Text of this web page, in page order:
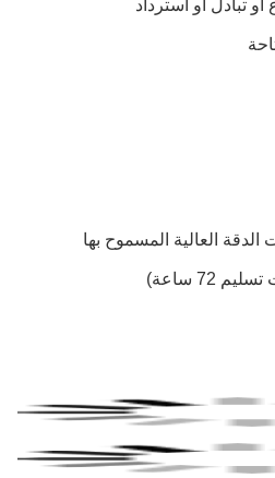
أو تبادل أو استرداد
الدقة العالية المسموح بها
ساعة)